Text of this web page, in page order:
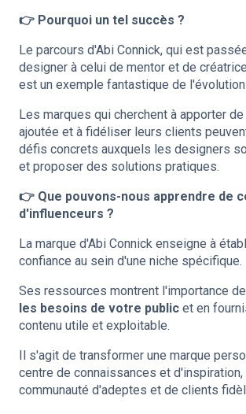
👉 Pourquoi un tel succès ?
Le parcours d'Abi Connick, qui est
designer à celui de mentor et de
est un exemple fantastique de l'évolution
Les marques qui cherchent à apporter
ajoutée et à fidéliser leurs clients
défis concrets auxquels les designers
et proposer des solutions pratiques.
👉 Que pouvons-nous apprendre de
d'influenceurs ?
La marque d'Abi Connick enseigne à
confiance au sein d'une niche spécifique.
Ses ressources montrent l'importance de
les besoins de votre public et en
contenu utile et exploitable.
Il s'agit de transformer une marque
centre de connaissances et d'inspiration,
communauté d'adeptes et de clients